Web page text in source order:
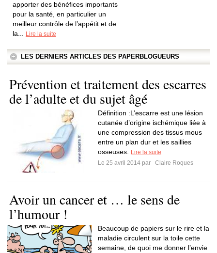
apporter des bénéfices importants
pour la santé, en particulier un
meilleur contrôle de l’appétit et de
la...
Lire la suite
LES DERNIERS ARTICLES DES PAPERBLOGUEURS
Prévention et traitement des escarres
de l’adulte et du sujet âgé
Définition :L’escarre est une lésion
cutanée d’origine ischémique liée à
une compression des tissus mous
entre un plan dur et les saillies
osseuses.
Lire la suite
Le 25 avril 2014 par
Claire Roques
Avoir un cancer et … le sens de
l’humour !
Beaucoup de papiers sur le rire et la
maladie circulent sur la toile cette
semaine, de quoi me donner l’envie